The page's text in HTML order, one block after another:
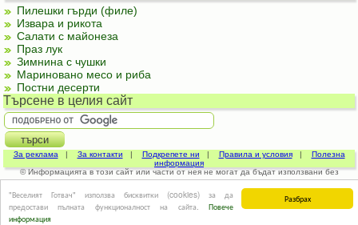
Разбрах
"Веселият Готвач" използва бисквитки (cookies) за да
предостави пълната функционалност на сайта. Повече
информация
Пилешки гърди (филе)
Извара и рикота
Салати с майонеза
Праз лук
Зимнина с чушки
Мариновано месо и риба
Постни десерти
Търсене в целия сайт
За реклама | За контакти | Подкрепете ни | Правила и условия| Полезна
информация
© Информацията в този сайт или части от нея не могат да бъдат използвани без
изричното съгласие на авторите.